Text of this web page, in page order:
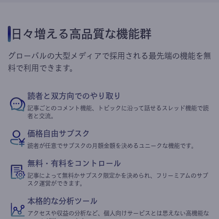
日々増える高品質な機能群
グローバルの大型メディアで採用される最先端の機能を無
料で利用できます。
読者と双方向でのやり取り
記事ごとのコメント機能、トピックに沿って話せるスレッド機能で読
者と交流。
価格自由サブスク
読者が任意でサブスクの月額金額を決めるユニークな機能です。
無料・有料をコントロール
記事によって無料かサブスク限定かを決められ、フリーミアムのサブ
スク運営ができます。
本格的な分析ツール
アクセスや収益の分析など、個人向けサービスとは思えない高機能な